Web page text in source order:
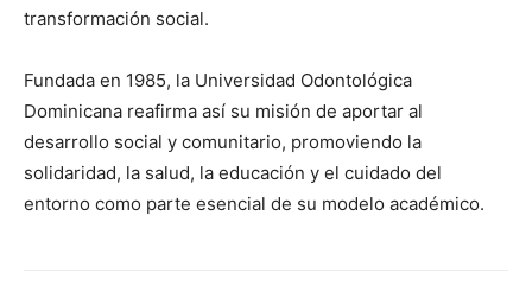
transformación social.
Fundada en 1985, la Universidad Odontológica
Dominicana reafirma así su misión de aportar al
desarrollo social y comunitario, promoviendo la
solidaridad, la salud, la educación y el cuidado del
entorno como parte esencial de su modelo académico.